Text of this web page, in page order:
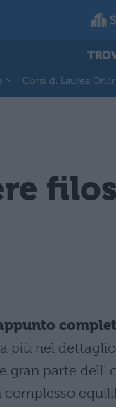
Corsi di Laurea
più nel
parte dell’